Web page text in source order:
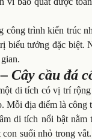
công trình kiến trúc
biểu tưởng đặc biệt.
Cây cầu đá
di tích có vị trí
Mỗi địa điểm là công
di tích nổi bật
con suối nhỏ trong